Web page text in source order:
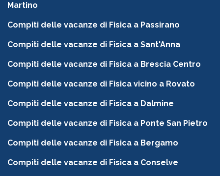
Martino
Compiti delle vacanze di Fisica a Passirano
Compiti delle vacanze di Fisica a Sant'Anna
Compiti delle vacanze di Fisica a Brescia Centro
Compiti delle vacanze di Fisica vicino a Rovato
Compiti delle vacanze di Fisica a Dalmine
Compiti delle vacanze di Fisica a Ponte San Pietro
Compiti delle vacanze di Fisica a Bergamo
Compiti delle vacanze di Fisica a Conselve